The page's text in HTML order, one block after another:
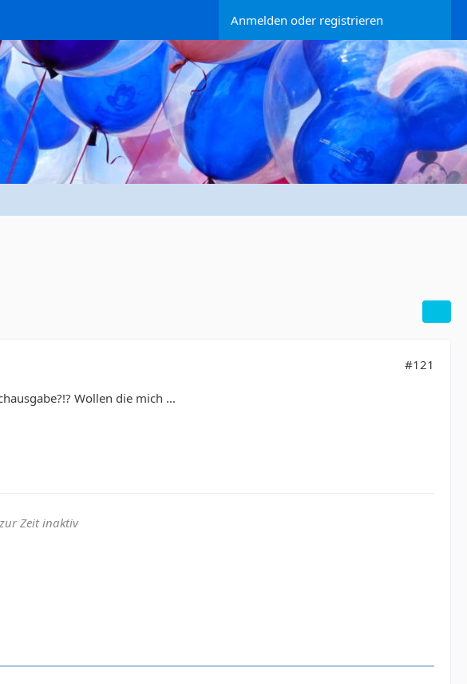
Anmelden oder registrieren
#121
Wollen die mich ...
zur Zeit inaktiv